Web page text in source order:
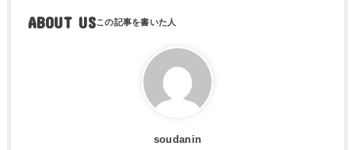
ABOUT US
soudanin